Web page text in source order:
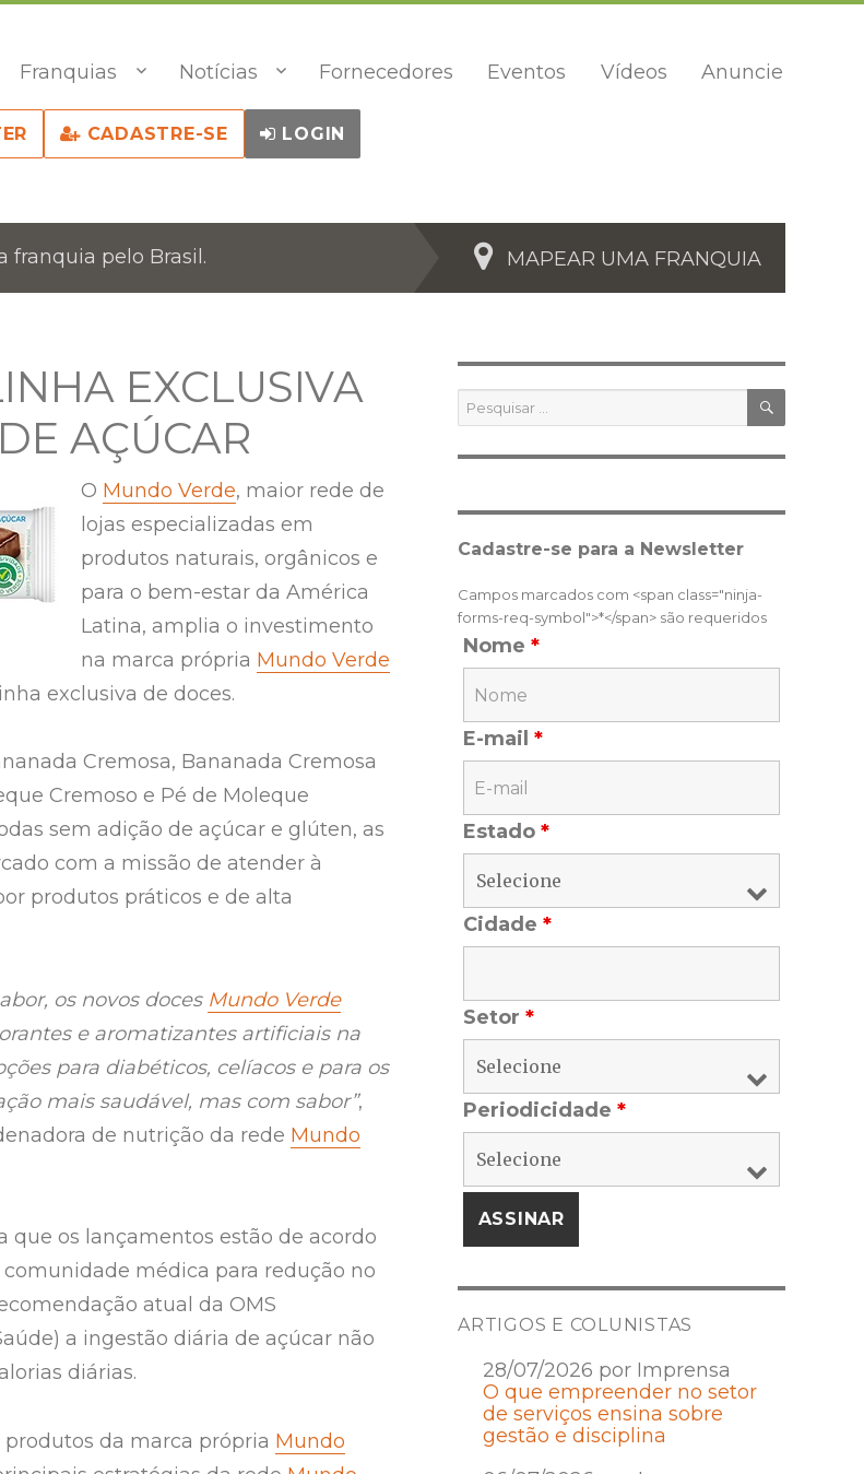
Franquias Notícias Fornecedores Eventos Vídeos Anuncie
CADASTRE-SE LOGIN
franquia pelo Brasil. MAPEAR UMA FRANQUIA
EXCLUSIVA
AÇÚCAR
O Mundo Verde, maior rede de
lojas especializadas em
produtos naturais, orgânicos e
para o bem-estar da América
Latina, amplia o investimento
na marca própria Mundo Verde
exclusiva de doces.
Cremosa, Bananada Cremosa
Cremoso e Pé de Moleque
sem adição de açúcar e glúten, as
com a missão de atender à
produtos práticos e de alta
os novos doces Mundo Verde
e aromatizantes artificiais na
para diabéticos, celíacos e para os
mais saudável, mas com sabor”,
de nutrição da rede Mundo
que os lançamentos estão de acordo
médica para redução no
atual da OMS
a ingestão diária de açúcar não
diárias.
da marca própria Mundo
Pesquisar
por:
Cadastre-se para a Newsletter
Campos marcados com <span class="ninja-
forms-req-symbol">*</span> são requeridos
Nome *
E-mail *
Estado *
Cidade *
Setor *
Periodicidade *
ARTIGOS E COLUNISTAS
28/07/2026 por Imprensa
O que empreender no setor
de serviços ensina sobre
gestão e disciplina